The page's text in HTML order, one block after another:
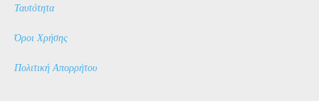
Ταυτότητα
Όροι Χρήσης
Πολιτική Απορρήτου